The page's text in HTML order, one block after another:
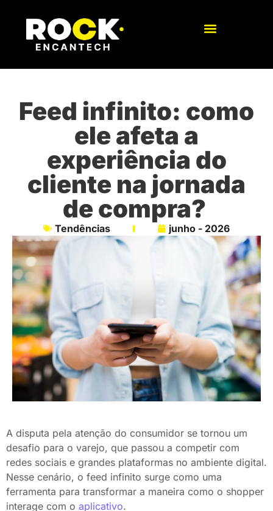
Feed infinito: como
ele afeta a
experiência do
cliente na jornada
de compra?
Tendências junho - 2026
A disputa pela atenção do consumidor se tornou um
desafio para o varejo, que passou a competir com
redes sociais e grandes plataformas no ambiente digital.
Nesse cenário, o feed infinito surge como uma
ferramenta para transformar a maneira como o shopper
interage com o aplicativo.